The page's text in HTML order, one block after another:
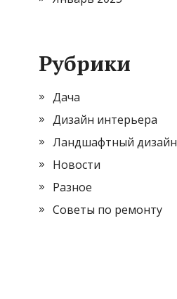
Рубрики
Дача
Дизайн интерьера
Ландшафтный дизайн
Новости
Разное
Советы по ремонту